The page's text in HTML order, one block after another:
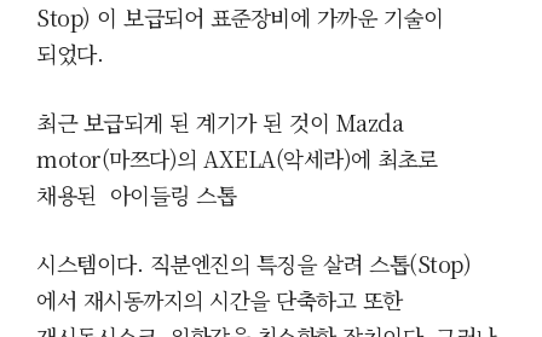
Stop) 이 보급되어 표준장비에 가까운 기술이
되었다.
최근 보급되게 된 계기가 된 것이 Mazda
motor(마쯔다)의 AXELA(악세라)에 최초로
채용된 아이들링 스톱
시스템이다. 직분엔진의 특징을 살려 스톱(Stop)
에서 재시동까지의 시간을 단축하고 또한